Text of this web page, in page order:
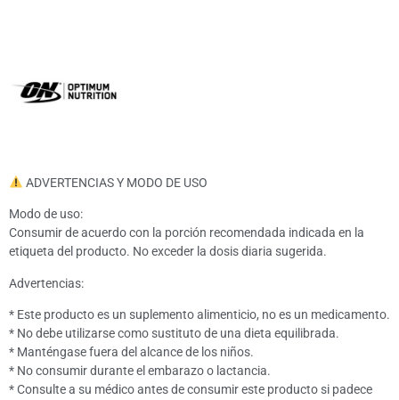
ADVERTENCIAS Y MODO DE USO
Modo de uso:
Consumir de acuerdo con la porción recomendada indicada en la
etiqueta del producto. No exceder la dosis diaria sugerida.
Advertencias:
* Este producto es un suplemento alimenticio, no es un medicamento.
* No debe utilizarse como sustituto de una dieta equilibrada.
* Manténgase fuera del alcance de los niños.
* No consumir durante el embarazo o lactancia.
* Consulte a su médico antes de consumir este producto si padece